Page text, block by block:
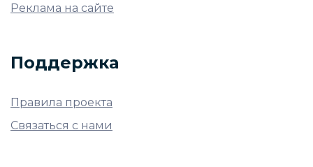
Реклама на сайте
Поддержка
Правила проекта
Связаться с нами